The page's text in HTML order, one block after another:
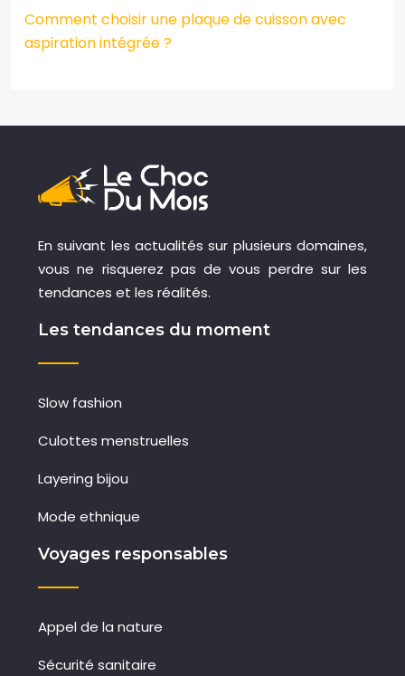
Comment choisir une plaque de cuisson avec
aspiration intégrée ?
En suivant les actualités sur plusieurs domaines,
vous ne risquerez pas de vous perdre sur les
tendances et les réalités.
Les tendances du moment
Slow fashion
Culottes menstruelles
Layering bijou
Mode ethnique
Voyages responsables
Appel de la nature
Sécurité sanitaire